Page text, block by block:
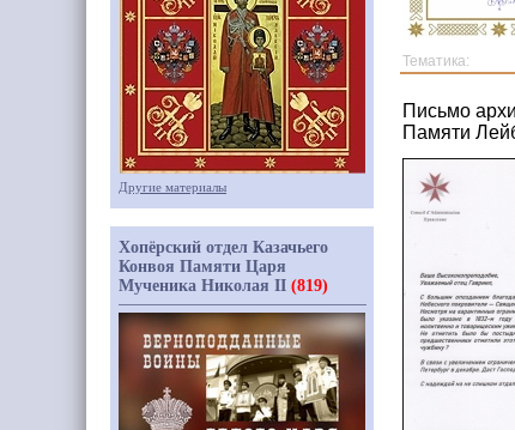
Тематика:
Письмо
Памяти
Другие материалы
Хопёрский отдел Казачьего
Конвоя Памяти Царя
Мученика Николая II (819)